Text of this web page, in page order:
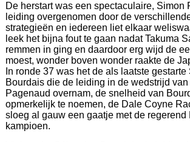
De herstart was een spectaculaire, Simon
leiding overgenomen door de
strategieën en iedereen liet elkaar
leek het bijna fout te gaan nadat Takuma
remmen in ging en daardoor erg wijd de
moest, wonder boven wonder raakte de
In ronde 37 was het de als laatste gestarte
Bourdais die de leiding in de wedstrijd
Pagenaud overnam, de snelheid van
opmerkelijk te noemen, de Dale Coyne
sloeg al gauw een gaatje met de regerend
kampioen.